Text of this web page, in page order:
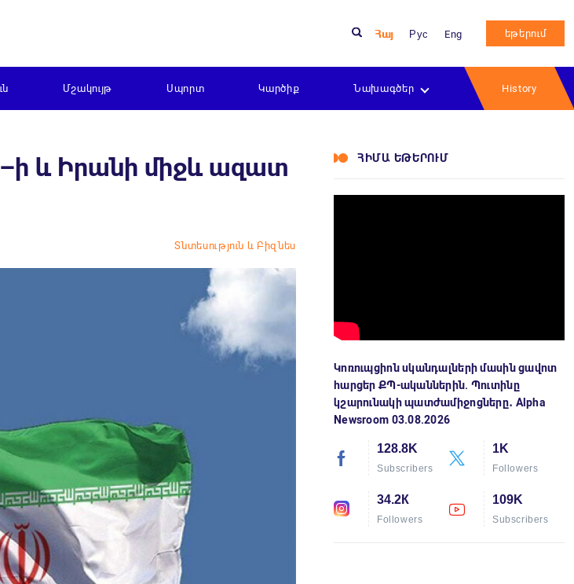
Հայ Рус Eng եթերում
Մշակույթ Սպորտ Կարծիք Նախագծեր History
և Իրանի միջև ազատ
Տնտեսություն և Բիզնես
ՀԻՄԱ ԵԹԵՐՈՒՄ
Կոռուպցիոն սկանդալների մասին ցավոտ
հարցեր ՔՊ-ականներին. Պուտինը
կշարունակի պատժամիջոցները․ Alpha
Newsroom 03.08.2026
128.8K
Subscribers
1K
Followers
34.2К
Followers
109K
Subscribers